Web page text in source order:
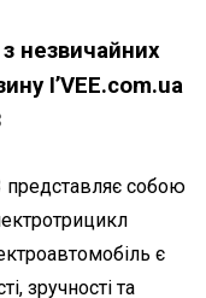
незвичайних
I’VEE.com.ua
представляє собою
є
зручності та